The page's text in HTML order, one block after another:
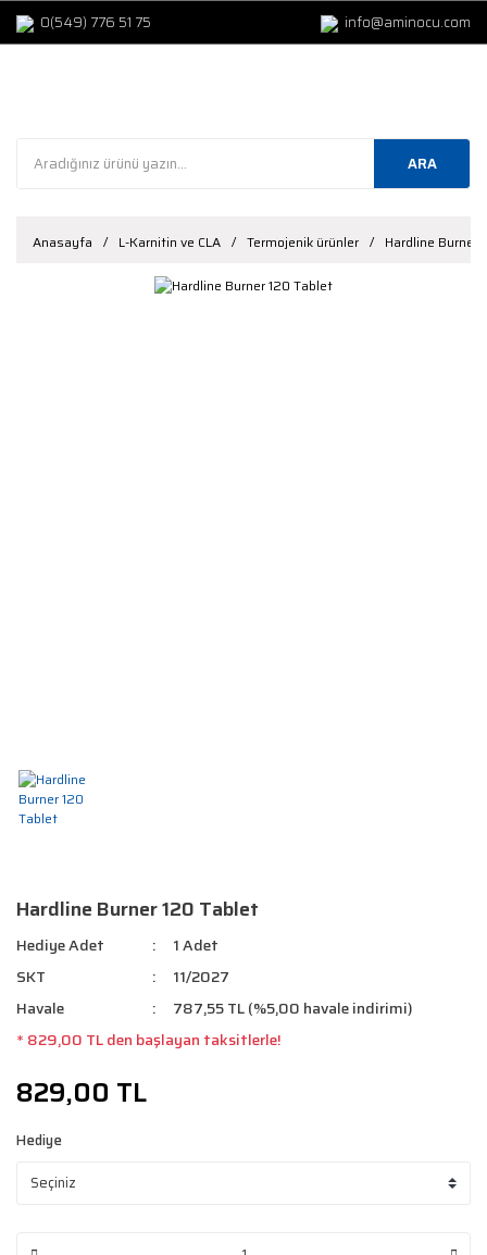
0(549) 776 51 75 info@aminocu.com
ARA
Anasayfa L-Karnitin ve CLA Termojenik ürünler Hardline Burner
Hardline Burner 120 Tablet
Hediye Adet
1 Adet
SKT
11/2027
Havale
787,55 TL (%5,00 havale indirimi)
* 829,00 TL den başlayan taksitlerle!
829,00 TL
Hediye